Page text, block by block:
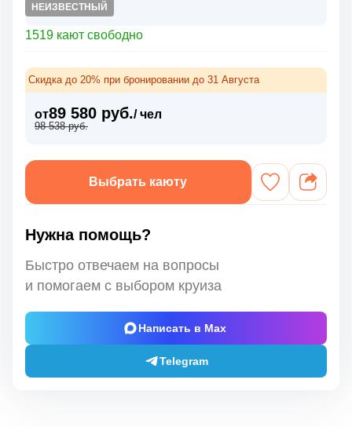
НЕИЗВЕСТНЫЙ
1519 кают свободно
Скидка до 20% при бронировании до 31 Августа
от89 580 руб./ чел
98 538 руб.
Выбрать каюту
Нужна помощь?
Быстро отвечаем на вопросы
и помогаем с выбором круиза
Написать в Max
Telegram